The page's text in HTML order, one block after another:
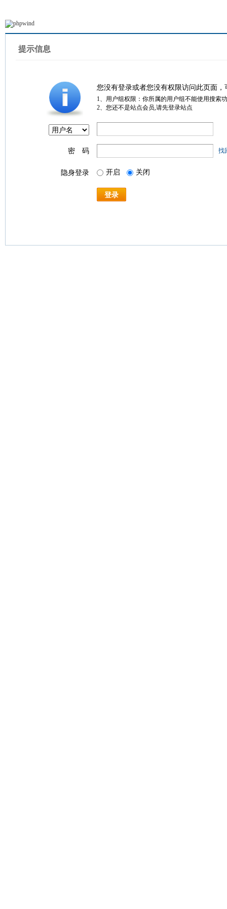
提示信息
您没有登录或者您没有权限访问此页面
1、用户组权限：你所属的用户组不能使用搜索
2、您还不是站点会员,请先登录站点
密 码 找
隐身登录 开启 关闭
登录